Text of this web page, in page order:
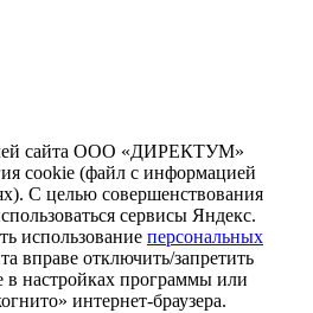
сайта ООО «ДИРЕКТУМ»
cookie (файл с информацией
С целью совершенствования
сервисы Яндекс.
использование персональных
вправе отключить/запретить
в настройках программы или
интернет-браузера.